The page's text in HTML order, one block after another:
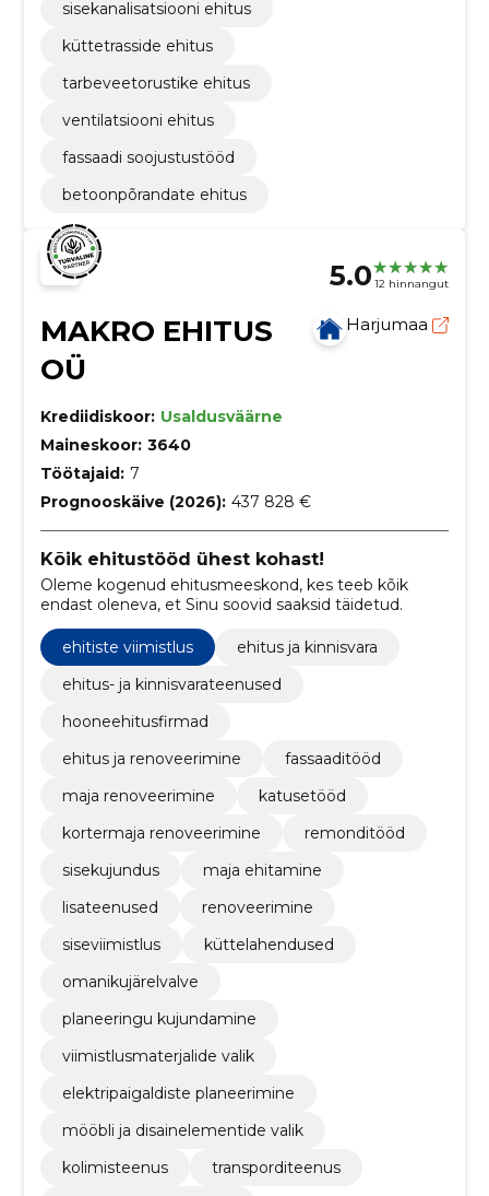
sisekanalisatsiooni ehitus
küttetrasside ehitus
tarbeveetorustike ehitus
ventilatsiooni ehitus
fassaadi soojustustööd
betoonpõrandate ehitus
5.0 12 hinnangut
MAKRO EHITUS
OÜ
Harjumaa
Krediidiskoor: Usaldusväärne
Maineskoor: 3640
Töötajaid: 7
Prognooskäive (2026): 437 828 €
Kõik ehitustööd ühest kohast!
Oleme kogenud ehitusmeeskond, kes teeb kõik
endast oleneva, et Sinu soovid saaksid täidetud.
ehitiste viimistlus
ehitus ja kinnisvara
ehitus- ja kinnisvarateenused
hooneehitusfirmad
ehitus ja renoveerimine
fassaaditööd
maja renoveerimine
katusetööd
kortermaja renoveerimine
remonditööd
sisekujundus
maja ehitamine
lisateenused
renoveerimine
siseviimistlus
küttelahendused
omanikujärelvalve
planeeringu kujundamine
viimistlusmaterjalide valik
elektripaigaldiste planeerimine
mööbli ja disainelementide valik
kolimisteenus
transporditeenus